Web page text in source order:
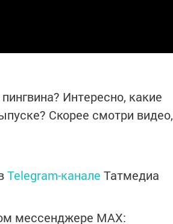
Интересно, какие
Скорее смотри видео,
Telegram-канале Татмедиа
мессенджере MАХ: